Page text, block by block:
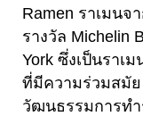
Ramen ราเมน
รางวัล Michelin
York ซึ่งเป็นราเ
ที่มีความร่วมสมั
วัฒนธรรมการท